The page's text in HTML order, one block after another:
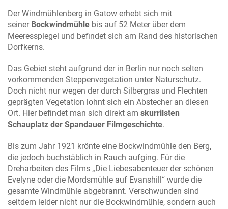
Der Windmühlenberg in Gatow erhebt sich mit
seiner Bockwindmühle bis auf 52 Meter über dem
Meeresspiegel und befindet sich am Rand des historischen
Dorfkerns.
Das Gebiet steht aufgrund der in Berlin nur noch selten
vorkommenden Steppenvegetation unter Naturschutz.
Doch nicht nur wegen der durch Silbergras und Flechten
geprägten Vegetation lohnt sich ein Abstecher an diesen
Ort. Hier befindet man sich direkt am skurrilsten
Schauplatz der Spandauer Filmgeschichte.
Bis zum Jahr 1921 krönte eine Bockwindmühle den Berg,
die jedoch buchstäblich in Rauch aufging. Für die
Dreharbeiten des Films „Die Liebesabenteuer der schönen
Evelyne oder die Mordsmühle auf Evanshill“ wurde die
gesamte Windmühle abgebrannt. Verschwunden sind
seitdem leider nicht nur die Bockwindmühle, sondern auch